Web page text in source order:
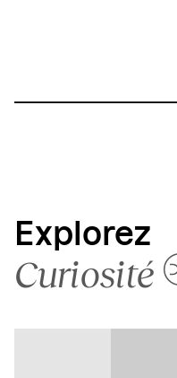
Explorez
Curiosité